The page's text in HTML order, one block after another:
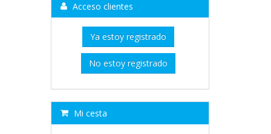
Acceso clientes
Ya estoy registrado
No estoy registrado
Mi cesta